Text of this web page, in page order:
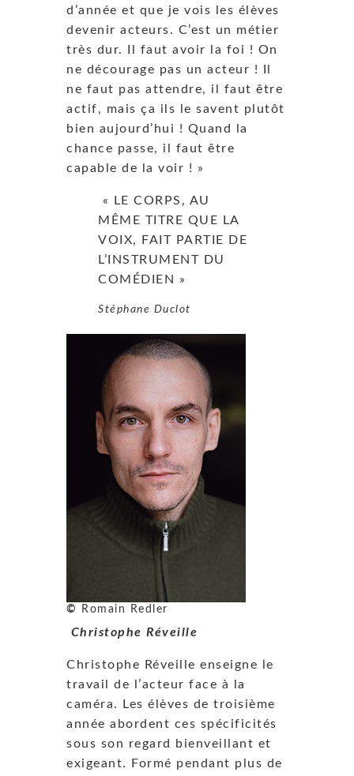
d’année et que je vois les élèves
devenir acteurs. C’est un métier
très dur. Il faut avoir la foi ! On
ne décourage pas un acteur ! Il
ne faut pas attendre, il faut être
actif, mais ça ils le savent plutôt
bien aujourd’hui ! Quand la
chance passe, il faut être
capable de la voir ! »
« LE CORPS, AU
MÊME TITRE QUE LA
VOIX, FAIT PARTIE DE
L’INSTRUMENT DU
COMÉDIEN »
Stéphane Duclot
© Romain Redler
Christophe Réveille
Christophe Réveille enseigne le
travail de l’acteur face à la
caméra. Les élèves de troisième
année abordent ces spécificités
sous son regard bienveillant et
exigeant. Formé pendant plus de